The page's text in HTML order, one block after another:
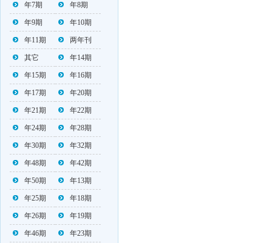
年7期 年8期
年9期 年10期
年11期 两年刊
其它 年14期
年15期 年16期
年17期 年20期
年21期 年22期
年24期 年28期
年30期 年32期
年48期 年42期
年50期 年13期
年25期 年18期
年26期 年19期
年46期 年23期